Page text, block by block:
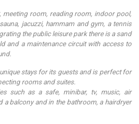
meeting room, reading room, indoor pool,
jacuzzi, hammam and gym, a tennis
the public leisure park there is a sand
and a maintenance circuit with access to
stays for its guests and is perfect for
rooms and suites.
such as a safe, minibar, tv, music, air
balcony and in the bathroom, a hairdryer